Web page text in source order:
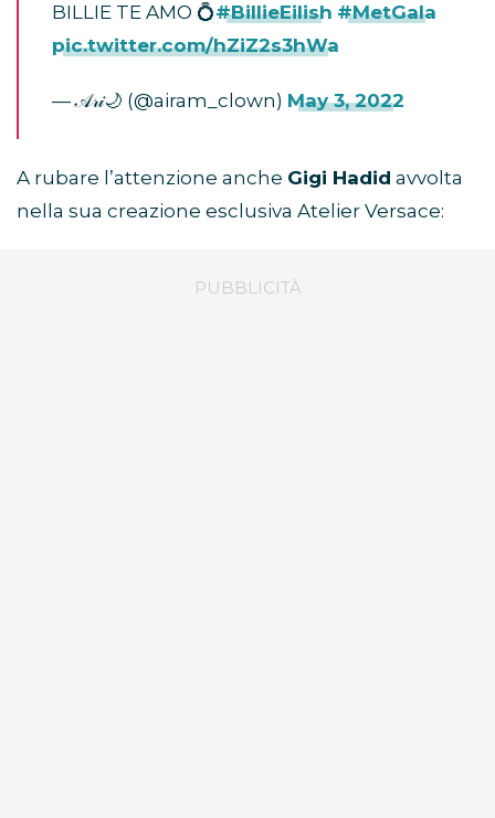
BILLIE TE AMO 💍#BillieEilish #MetGala
pic.twitter.com/hZiZ2s3hWa
— 𝒜𝓇𝒾🌙 (@airam_clown) May 3, 2022
A rubare l’attenzione anche Gigi Hadid avvolta
nella sua creazione esclusiva Atelier Versace: